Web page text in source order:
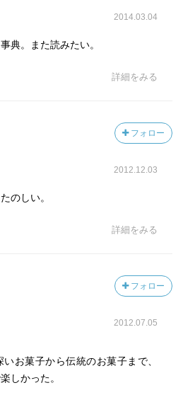
2014.03.04
典。また読みたい。
詳細をみる
フォロー
2012.12.03
のしい。
詳細をみる
フォロー
2012.07.05
お菓子から伝統のお菓子まで、
しかった。